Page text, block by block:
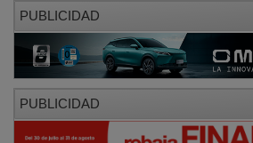
PUBLICIDAD
PUBLICIDAD